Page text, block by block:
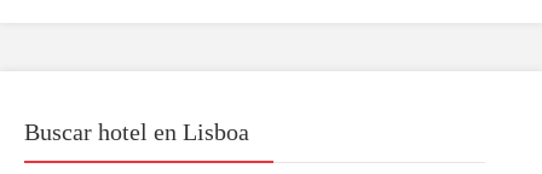
Buscar hotel en Lisboa